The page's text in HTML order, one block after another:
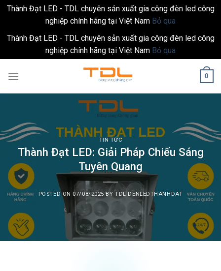
Thành Đạt LED - TDL chuyên sản xuất gia công đèn led công
nghiệp chính hãng tại Việt Nam Bỏ qua
Thành Đạt LED - TDL chuyên sản xuất gia công đèn led công
nghiệp chính hãng tại Việt Nam Bỏ qua
0
TIN TỨC
Thành Đạt LED: Giải Pháp Chiếu Sáng
Tuyên Quang
POSTED ON 07/08/2025BYTDL DENLEDTHANHDAT